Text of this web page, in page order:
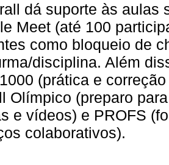
dá suporte às aulas
Meet (até 100
como bloqueio de
disciplina. Além
(prática e
Olímpico (preparo
e vídeos) e PROFS
colaborativos).